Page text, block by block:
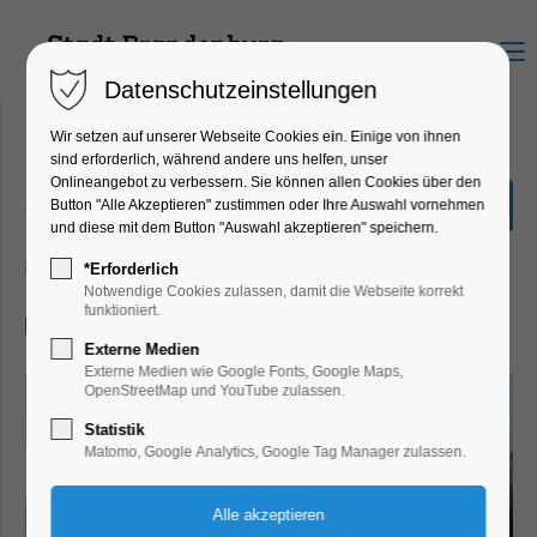
Menu
„Große Seenrundfahrt mit
Kanincheninsel“ 2,5 Std.
Schiffrundfahrt
Datenschutzeinstellungen
Wir setzen auf unserer Webseite Cookies ein. Einige von ihnen
sind erforderlich, während andere uns helfen, unser
Onlineangebot zu verbessern. Sie können allen Cookies über den
Button "Alle Akzeptieren" zustimmen oder Ihre Auswahl vornehmen
und diese mit dem Button "Auswahl akzeptieren" speichern.
*Erforderlich
Notwendige Cookies zulassen, damit die Webseite korrekt
funktioniert.
Externe Medien
Externe Medien wie Google Fonts, Google Maps,
OpenStreetMap und YouTube zulassen.
Statistik
Matomo, Google Analytics, Google Tag Manager zulassen.